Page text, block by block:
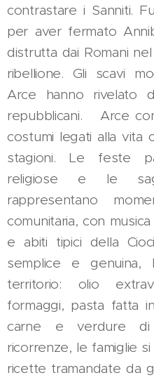
contrastare i Sanniti.
per aver fermato
distrutta dai Romani
ribellione. Gli scavi
Arce hanno rivelato
repubblicani. Arce
costumi legati alla vita
stagioni. Le feste
religiose e le
rappresentano
comunitaria, con
e abiti tipici della
semplice e
territorio: olio
formaggi, pasta fatta
carne e verdure di
ricorrenze, le famiglie
ricette tramandate da